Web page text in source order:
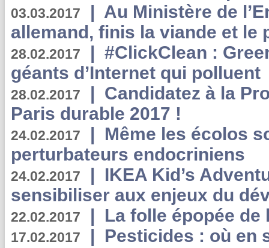
03.03.2017 | Au Ministère de
allemand, finis la viande et le
28.02.2017 | #ClickClean :
géants d’Internet qui polluent
28.02.2017 | Candidatez à la
Paris durable 2017 !
24.02.2017 | Même les écolos
perturbateurs endocriniens
24.02.2017 | IKEA Kid’s
sensibiliser aux enjeux du
22.02.2017 | La folle épopée de
17.02.2017 | Pesticides : où en